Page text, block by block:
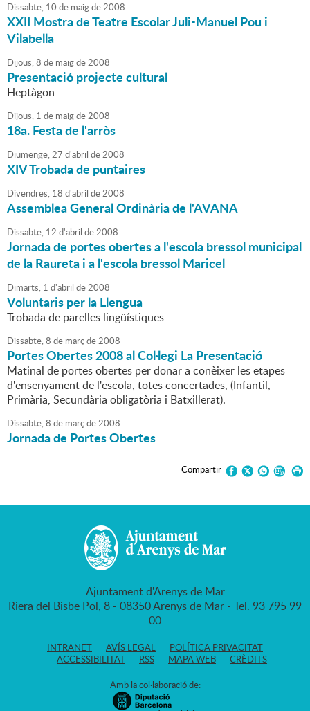
Dissabte, 10 de maigde2008
XXII Mostra de Teatre Escolar Juli-Manuel Pou i
Vilabella
Dijous,8 de maigde2008
Presentació projecte cultural
Heptàgon
Dijous, 1 de maigde2008
18a. Festa de l'arròs
Diumenge,27 d'abril de2008
XIV Trobada de puntaires
Divendres, 18 d'abril de2008
Assemblea General Ordinària de l'AVANA
Dissabte, 12 d'abril de2008
Jornada de portes obertes a l'escola bressol municipal
de la Raureta i a l'escola bressol Maricel
Dimarts, 1 d'abril de2008
Voluntaris per la Llengua
Trobada de parelles lingüístiques
Dissabte,8 de marçde2008
Portes Obertes 2008 al Col·legi La Presentació
Matinal de portes obertes per donar a conèixer les etapes
d'ensenyament de l'escola, totes concertades, (Infantil,
Primària, Secundària obligatòria i Batxillerat).
Dissabte,8 de marçde2008
Jornada de Portes Obertes
Compartir
Ajuntament d'Arenys de Mar
Riera del Bisbe Pol, 8 - 08350 Arenys de Mar - Tel. 93 795 99
00
INTRANET AVÍS LEGAL
POLÍTICA PRIVACITAT
ACCESSIBILITAT
RSS MAPA WEB CRÈDITS
Amb la col·laboració de: